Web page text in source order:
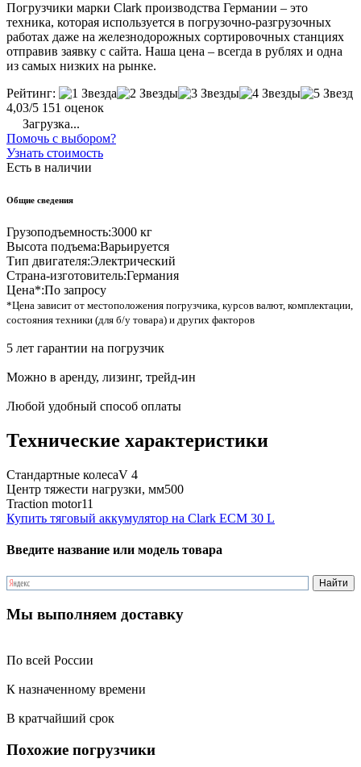
Погрузчики марки Clark производства Германии – это
техника, которая используется в погрузочно-разгрузочных
работах даже на железнодорожных сортировочных станциях
отправив заявку с сайта. Наша цена – всегда в рублях и одна
из самых низких на рынке.
Рейтинг:
4,03/5 151 оценок
Загрузка...
Помочь с выбором?
Узнать стоимость
Есть в наличии
Общие сведения
Грузоподъемность:3000 кг
Высота подъема:Варьируется
Тип двигателя:Электрический
Страна-изготовитель:Германия
Цена*:По запросу
*Цена зависит от местоположения погрузчика, курсов валют, комплектации,
состояния техники (для б/у товара) и других факторов
5 лет гарантии на погрузчик
Можно в аренду, лизинг, трейд-ин
Любой удобный способ оплаты
Технические характеристики
Стандартные колесаV 4
Центр тяжести нагрузки, мм500
Traction motor11
Купить тяговый аккумулятор на Clark ECM 30 L
Введите название или модель товара
Мы выполняем доставку
По всей России
К назначенному времени
В кратчайший срок
Похожие погрузчики